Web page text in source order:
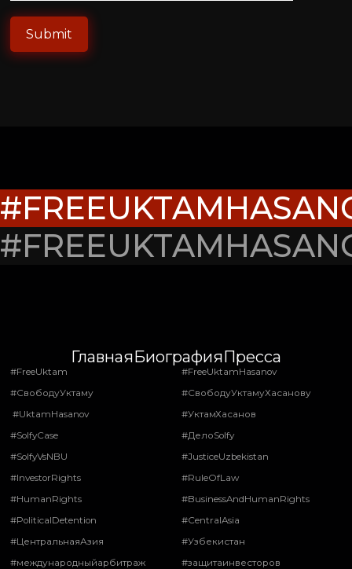
ГлавнаяБиографияПресса
#FreeUktam
#FreeUktamHasanov
#СвободуУктаму
#СвободуУктамуХасанову
#UktamHasanov
#УктамХасанов
#SolfyCase
#ДелоSolfy
#SolfyVsNBU
#JusticeUzbekistan
#InvestorRights
#RuleOfLaw
#HumanRights
#BusinessAndHumanRights
#PoliticalDetention
#CentralAsia
#ЦентральнаяАзия
#Узбекистан
#международныйарбитраж
#защитаинвесторов